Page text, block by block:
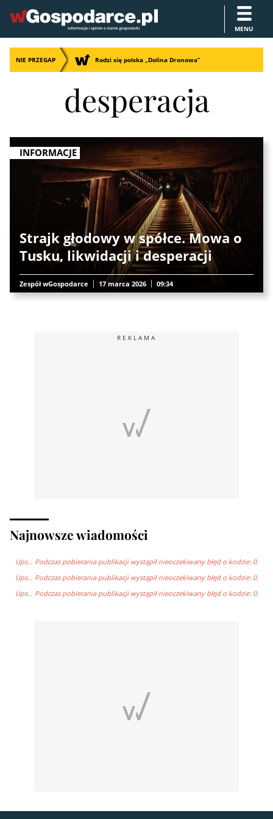
MENU
NIE PRZEGAP Rodzi się polska „Dolina Dronowa”
desperacja
INFORMACJE
Strajk głodowy w spółce. Mowa o
Tusku, likwidacji i desperacji
Zespół wGospodarce 17 marca 2026 09:34
REKLAMA
Najnowsze wiadomości
Ups… Podczas pobierania publikacji wystąpił nieoczekiwany błęd o kodzie: 0.
Ups… Podczas pobierania publikacji wystąpił nieoczekiwany błęd o kodzie: 0.
Ups… Podczas pobierania publikacji wystąpił nieoczekiwany błęd o kodzie: 0.